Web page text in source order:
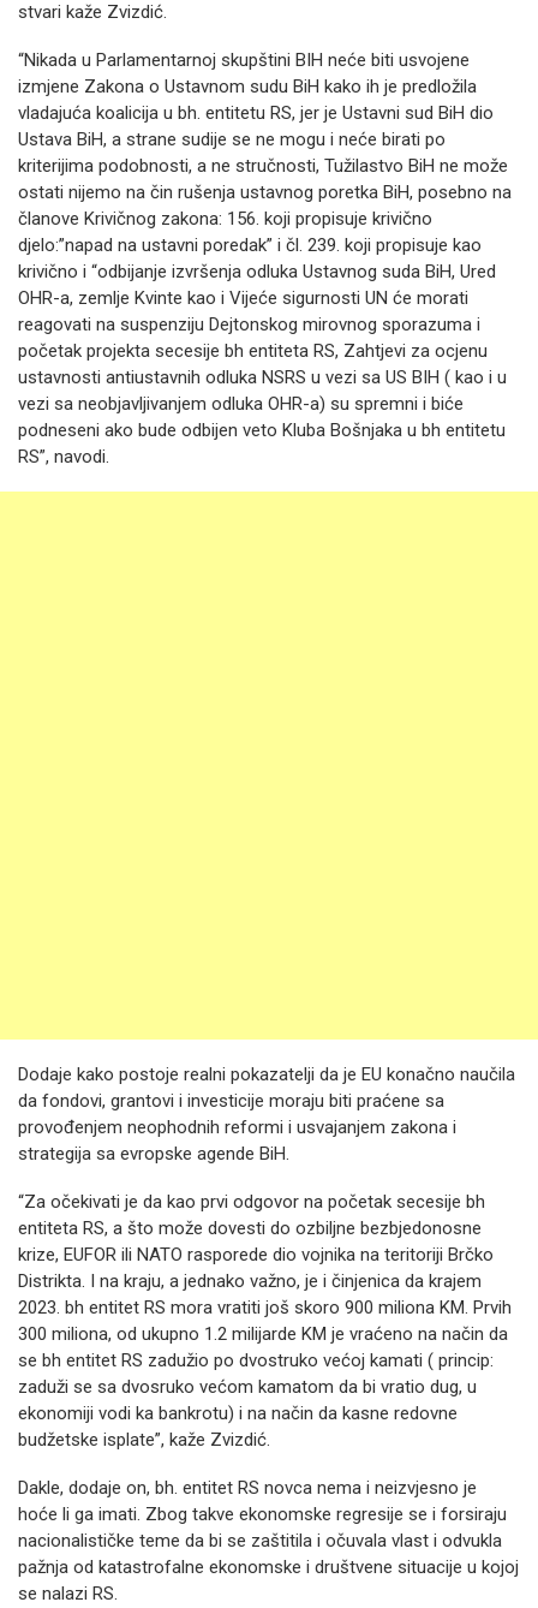
stvari kaže Zvizdić.
“Nikada u Parlamentarnoj skupštini BIH neće biti usvojene
izmjene Zakona o Ustavnom sudu BiH kako ih je predložila
vladajuća koalicija u bh. entitetu RS, jer je Ustavni sud BiH dio
Ustava BiH, a strane sudije se ne mogu i neće birati po
kriterijima podobnosti, a ne stručnosti, Tužilastvo BiH ne može
ostati nijemo na čin rušenja ustavnog poretka BiH, posebno na
članove Krivičnog zakona: 156. koji propisuje krivično
djelo:”napad na ustavni poredak” i čl. 239. koji propisuje kao
krivično i “odbijanje izvršenja odluka Ustavnog suda BiH, Ured
OHR-a, zemlje Kvinte kao i Vijeće sigurnosti UN će morati
reagovati na suspenziju Dejtonskog mirovnog sporazuma i
početak projekta secesije bh entiteta RS, Zahtjevi za ocjenu
ustavnosti antiustavnih odluka NSRS u vezi sa US BIH ( kao i u
vezi sa neobjavljivanjem odluka OHR-a) su spremni i biće
podneseni ako bude odbijen veto Kluba Bošnjaka u bh entitetu
RS”, navodi.
Dodaje kako postoje realni pokazatelji da je EU konačno naučila
da fondovi, grantovi i investicije moraju biti praćene sa
provođenjem neophodnih reformi i usvajanjem zakona i
strategija sa evropske agende BiH.
“Za očekivati je da kao prvi odgovor na početak secesije bh
entiteta RS, a što može dovesti do ozbiljne bezbjedonosne
krize, EUFOR ili NATO rasporede dio vojnika na teritoriji Brčko
Distrikta. I na kraju, a jednako važno, je i činjenica da krajem
2023. bh entitet RS mora vratiti još skoro 900 miliona KM. Prvih
300 miliona, od ukupno 1.2 milijarde KM je vraćeno na način da
se bh entitet RS zadužio po dvostruko većoj kamati ( princip:
zaduži se sa dvosruko većom kamatom da bi vratio dug, u
ekonomiji vodi ka bankrotu) i na način da kasne redovne
budžetske isplate”, kaže Zvizdić.
Dakle, dodaje on, bh. entitet RS novca nema i neizvjesno je
hoće li ga imati. Zbog takve ekonomske regresije se i forsiraju
nacionalističke teme da bi se zaštitila i očuvala vlast i odvukla
pažnja od katastrofalne ekonomske i društvene situacije u kojoj
se nalazi RS.